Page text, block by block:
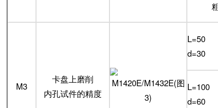
M3
卡盘上磨削
内孔试件的精度
L=50
d=30
L=100
d=60